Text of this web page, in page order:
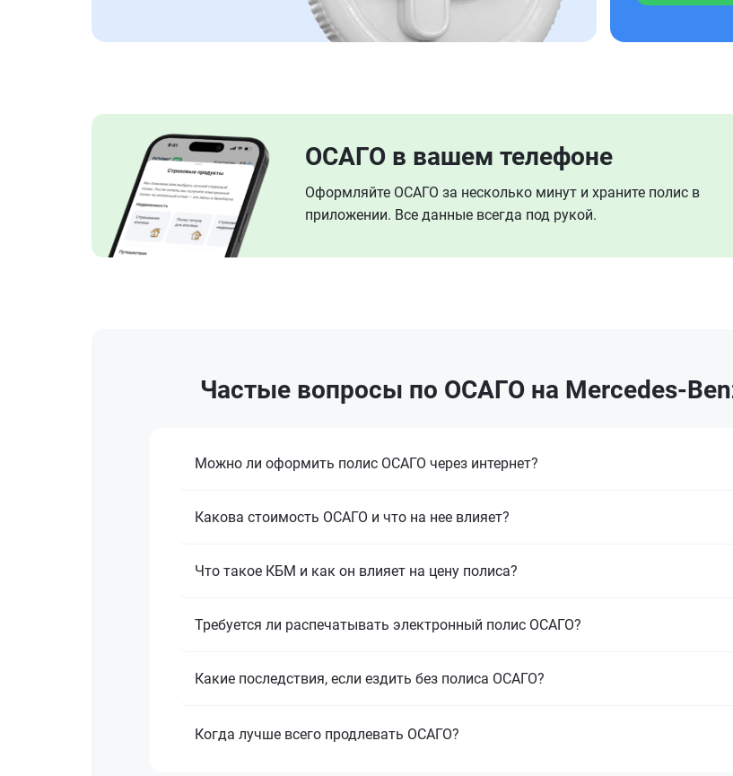
ОСАГО в вашем телефоне
Оформляйте ОСАГО за несколько минут и храните полис в
приложении. Все данные всегда под рукой.
Частые вопросы по ОСАГО на Mercedes-
Можно ли оформить полис ОСАГО через интернет?
Какова стоимость ОСАГО и что на нее влияет?
Что такое КБМ и как он влияет на цену полиса?
Требуется ли распечатывать электронный полис ОСАГО?
Какие последствия, если ездить без полиса ОСАГО?
Когда лучше всего продлевать ОСАГО?